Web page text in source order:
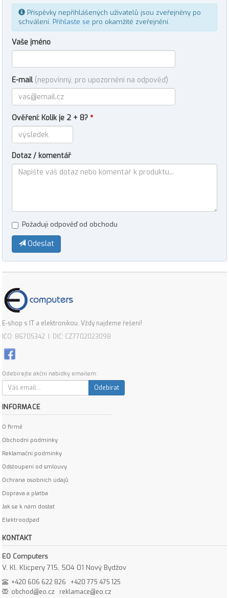
Příspěvky nepřihlášených uživatelů jsou zveřejněny po
schválení. Přihlaste se pro okamžité zveřejnění.
Vaše jméno
E-mail (nepovinný, pro upozornění na odpověď)
Ověření: Kolik je 2 + 8? *
Dotaz / komentář
Požaduji odpověď od obchodu
Odeslat
E-shop s IT a elektronikou. Vždy najdeme řešení!
IČO: 86705342 | DIČ: CZ7702023098
Odebírejte akční nabídky emailem:
Odebírat
INFORMACE
O firmě
Obchodní podmínky
Reklamační podmínky
Odstoupení od smlouvy
Ochrana osobních údajů
Doprava a platba
Jak se k nám dostat
Elektroodpad
KONTAKT
EO Computers
V. Kl. Klicpery 715, 504 01 Nový Bydžov
+420 606 622 826
+420 775 475 125
obchod@eo.cz
reklamace@eo.cz